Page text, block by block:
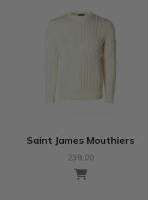
Saint James Mouthiers
239.00